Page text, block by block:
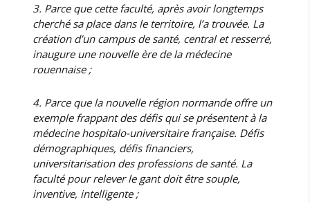
3. Parce que cette faculté, après avoir longtemps
cherché sa place dans le territoire, l’a trouvée. La
création d’un campus de santé, central et resserré,
inaugure une nouvelle ère de la médecine
rouennaise ;
4. Parce que la nouvelle région normande offre un
exemple frappant des défis qui se présentent à la
médecine hospitalo-universitaire française. Défis
démographiques, défis financiers,
universitarisation des professions de santé. La
faculté pour relever le gant doit être souple,
inventive, intelligente ;